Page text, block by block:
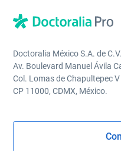
Doctoralia México S.A. de C.V.
Av. Boulevard Manuel Ávila
Col. Lomas de Chapultepec
CP 11000, CDMX, México.